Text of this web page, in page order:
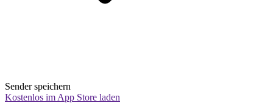
Sender speichern
Kostenlos im App Store laden